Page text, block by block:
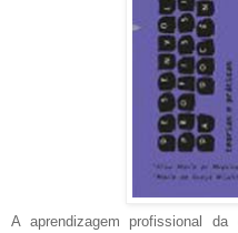
A aprendizagem profissional